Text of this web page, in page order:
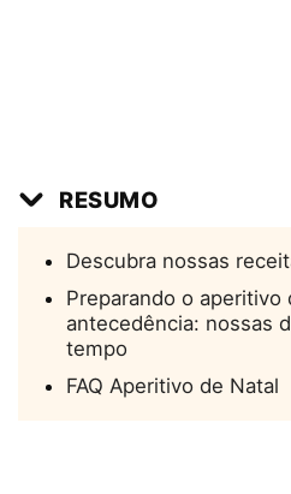
RESUMO
Descubra nossas
Preparando o aperitivo
antecedência: nossas
tempo
FAQ Aperitivo de Natal